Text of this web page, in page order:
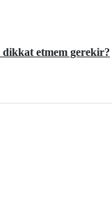
etmem gerekir?